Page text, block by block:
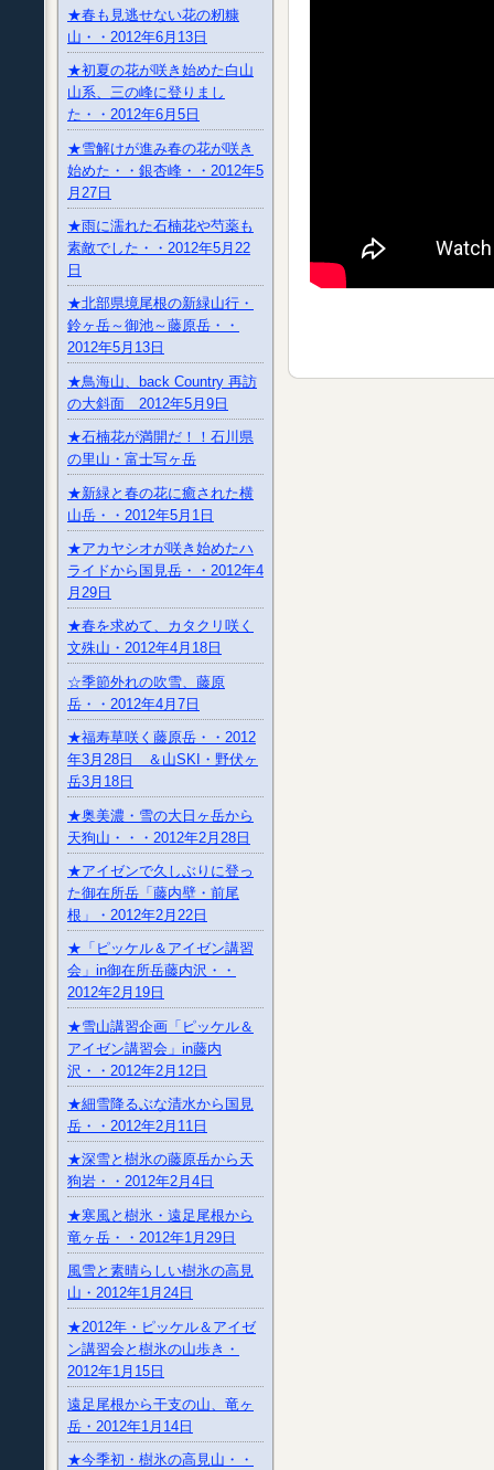
★春も見逃せない花の籾糠
山・・2012年6月13日
★初夏の花が咲き始めた白山
山系、三の峰に登りまし
た・・2012年6月5日
★雪解けが進み春の花が咲き
始めた・・銀杏峰・・2012年5
月27日
★雨に濡れた石楠花や芍薬も
素敵でした・・2012年5月22
日
★北部県境尾根の新緑山行・
鈴ヶ岳～御池～藤原岳・・
2012年5月13日
★鳥海山、back Country 再訪
の大斜面 2012年5月9日
★石楠花が満開だ！！石川県
の里山・富士写ヶ岳
★新緑と春の花に癒された横
山岳・・2012年5月1日
★アカヤシオが咲き始めたハ
ライドから国見岳・・2012年4
月29日
★春を求めて、カタクリ咲く
文殊山・2012年4月18日
☆季節外れの吹雪、藤原
岳・・2012年4月7日
★福寿草咲く藤原岳・・2012
年3月28日 ＆山SKI・野伏ヶ
岳3月18日
★奥美濃・雪の大日ヶ岳から
天狗山・・・2012年2月28日
★アイゼンで久しぶりに登っ
た御在所岳「藤内壁・前尾
根」・2012年2月22日
★「ピッケル＆アイゼン講習
会」in御在所岳藤内沢・・
2012年2月19日
★雪山講習企画「ピッケル＆
アイゼン講習会」in藤内
沢・・2012年2月12日
★細雪降るぶな清水から国見
岳・・2012年2月11日
★深雪と樹氷の藤原岳から天
狗岩・・2012年2月4日
★寒風と樹氷・遠足尾根から
竜ヶ岳・・2012年1月29日
風雪と素晴らしい樹氷の高見
山・2012年1月24日
★2012年・ピッケル＆アイゼ
ン講習会と樹氷の山歩き・
2012年1月15日
遠足尾根から干支の山、竜ヶ
岳・2012年1月14日
★今季初・樹氷の高見山・・